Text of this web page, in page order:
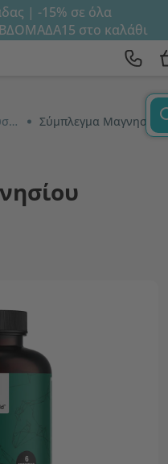
| -15% σε όλα
στο καλάθι
Ανοσοποιητικό σύστημα και ενέργεια